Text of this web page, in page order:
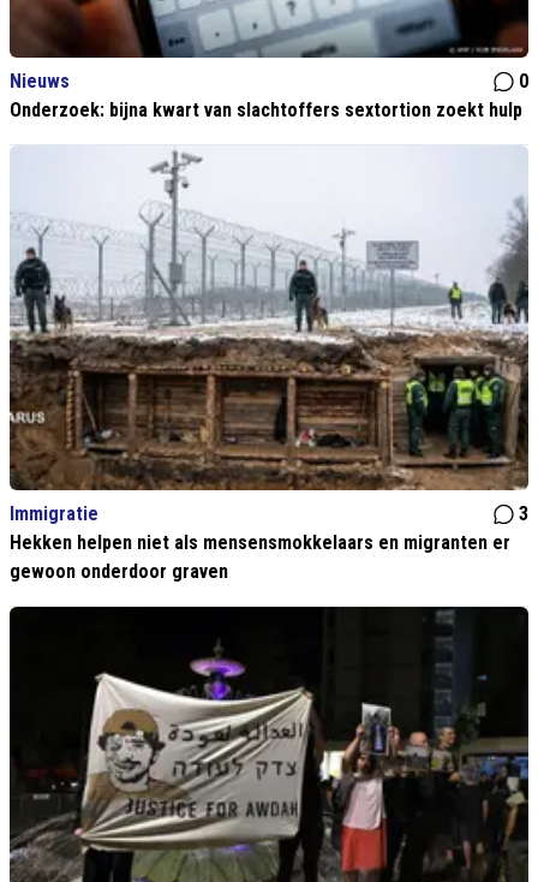
Nieuws
0
Onderzoek: bijna kwart van slachtoffers sextortion zoekt hulp
Immigratie
3
Hekken helpen niet als mensensmokkelaars en migranten er
gewoon onderdoor graven